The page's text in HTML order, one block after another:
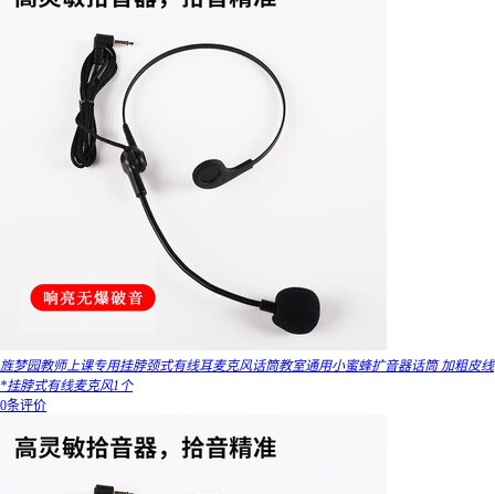
旌梦园教师上课专用挂脖颈式有线耳麦克风话筒教室通用小蜜蜂扩音器话筒 加粗皮线
*挂脖式有线麦克风1个
0条评价